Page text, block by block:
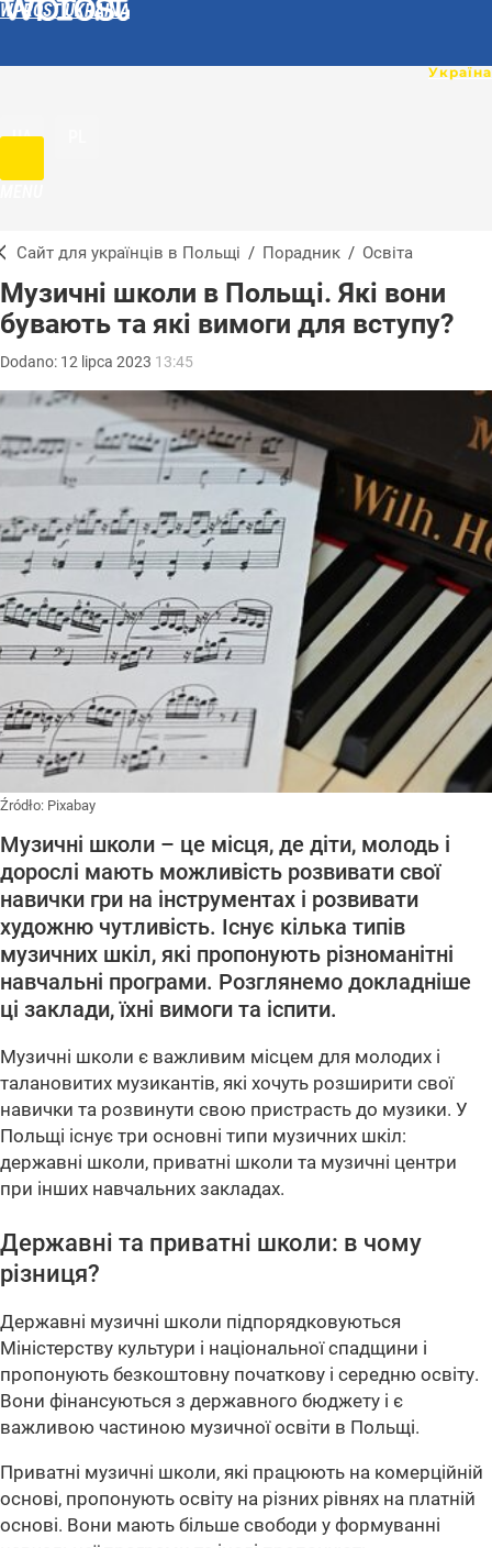
WPROST UKRAINA
UA
Сайт для українців в Польщі / Порадник / Освіта
Музичні школи в Польщі. Які вони
бувають та які вимоги для вступу?
Dodano: 12 lipca 2023 13:45
Źródło: Pixabay
Музичні школи – це місця, де діти, молодь і
дорослі мають можливість розвивати свої
навички гри на інструментах і розвивати
художню чутливість. Існує кілька типів
музичних шкіл, які пропонують різноманітні
навчальні програми. Розглянемо докладніше
ці заклади, їхні вимоги та іспити.
Музичні школи є важливим місцем для молодих і
талановитих музикантів, які хочуть розширити свої
навички та розвинути свою пристрасть до музики. У
Польщі існує три основні типи музичних шкіл:
державні школи, приватні школи та музичні центри
при інших навчальних закладах.
Державні та приватні школи: в чому
різниця?
Державні музичні школи підпорядковуються
Міністерству культури і національної спадщини і
пропонують безкоштовну початкову і середню освіту.
Вони фінансуються з державного бюджету і є
важливою частиною музичної освіти в Польщі.
Приватні музичні школи, які працюють на комерційній
основі, пропонують освіту на різних рівнях на платній
основі. Вони мають більше свободи у формуванні